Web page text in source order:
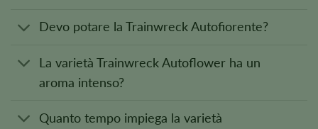
Devo potare la Trainwreck Autofiorente?
La varietà Trainwreck Autoflower ha un
aroma intenso?
Quanto tempo impiega la varietà